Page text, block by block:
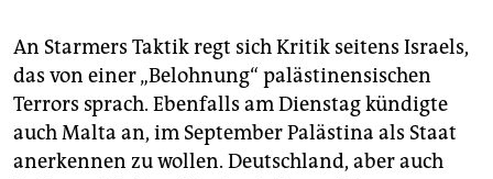
An Starmers Taktik regt sich Kritik seitens Israels,
das von einer „Belohnung“ palästinensischen
Terrors sprach. Ebenfalls am Dienstag kündigte
auch Malta an, im September Palästina als Staat
anerkennen zu wollen. Deutschland, aber auch